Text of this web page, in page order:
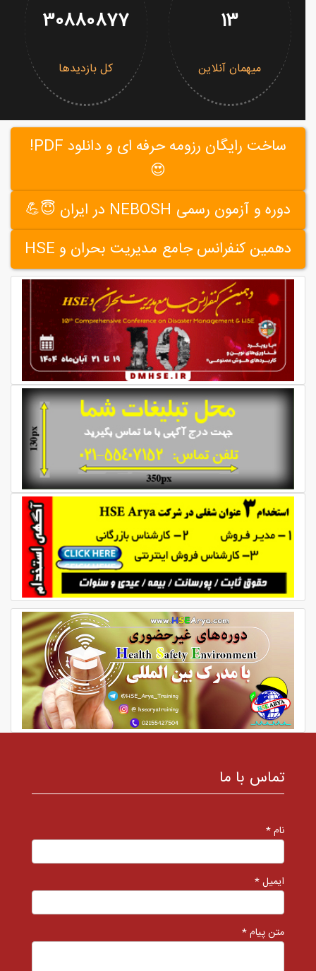
13
میهمان آنلاین
30880877
کل بازدیدها
ساخت رایگان رزومه حرفه ای و دانلود PDF!
😍
دوره و آزمون رسمی NEBOSH در ایران 😇💪
دهمین کنفرانس جامع مدیریت بحران و HSE
تماس با ما
نام *
ایمیل *
متن پیام *